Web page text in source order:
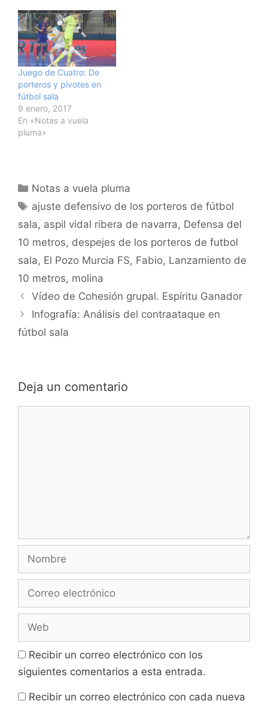
Juego de Cuatro: De
porteros y pivotes en
fútbol sala
9 enero, 2017
En «Notas a vuela
pluma»
Categorías
Notas a vuela pluma
Etiquetas
ajuste defensivo de los porteros de fútbol
sala, aspil vidal ribera de navarra, Defensa del
10 metros, despejes de los porteros de futbol
sala, El Pozo Murcia FS, Fabio, Lanzamiento de
10 metros, molina
Navegación
de
entradas
Vídeo de Cohesión grupal. Espíritu Ganador
Infografía: Análisis del contraataque en
fútbol sala
Deja un comentario
Nombre
Correo
Web
Recibir un correo electrónico con los
siguientes comentarios a esta entrada.
Recibir un correo electrónico con cada nueva